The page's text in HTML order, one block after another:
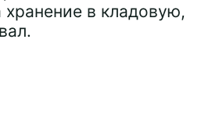
хранение в кладовую,